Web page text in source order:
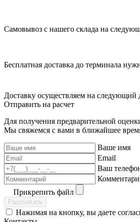
Самовывоз с нашего склада на
Бесплатная доставка до терминала
Доставку осуществляем на следующий
Отправить на расчет
Для получения предварительной
Мы свяжемся с вами в ближайшее
Ваше имя
Email
Ваш
Прикрепить файл
Рассчитать
Нажимая на кнопку, вы даете